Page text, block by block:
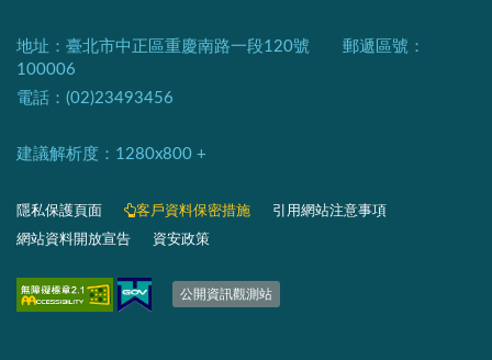
地址：臺北市中正區重慶南路一段120號 郵遞區號：
100006
電話：(02)23493456
建議解析度：1280x800 +​
隱私保護頁面​ 客戶資料保密措施
引用網站注意事項
網站資料開放宣告
資安政策
公開資訊觀測站